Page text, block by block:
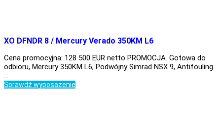
XO DFNDR 8 / Mercury Verado 350KM L6
Cena promocyjna: 128 500 EUR netto PROMOCJA. Gotowa do
odbioru, Mercury 350KM L6, Podwójny Simrad NSX 9, Antifouling
…
Sprawdź wyposażenie